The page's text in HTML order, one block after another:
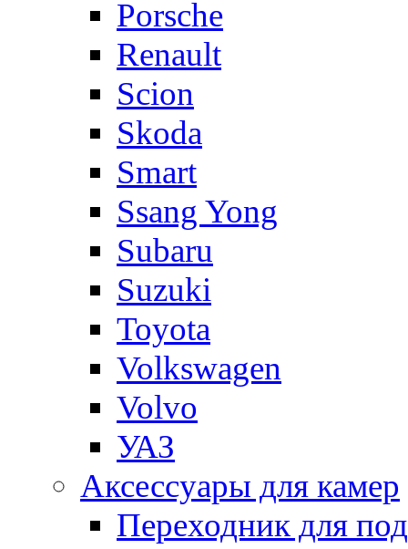
Porsche
Renault
Scion
Skoda
Smart
Ssang Yong
Subaru
Suzuki
Toyota
Volkswagen
Volvo
УАЗ
Аксессуары для камер
Переходник для